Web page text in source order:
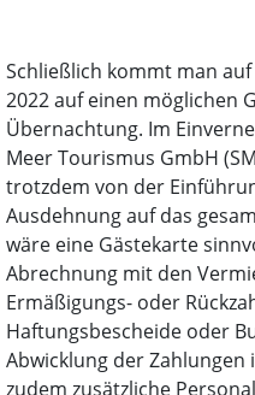
Schließlich kommt man
2022 auf einen möglichen
Übernachtung. Im
Meer Tourismus GmbH
trotzdem von der
Ausdehnung auf das
wäre eine Gästekarte
Abrechnung mit den
Ermäßigungs- oder
Haftungsbescheide oder
Abwicklung der
zudem zusätzliche